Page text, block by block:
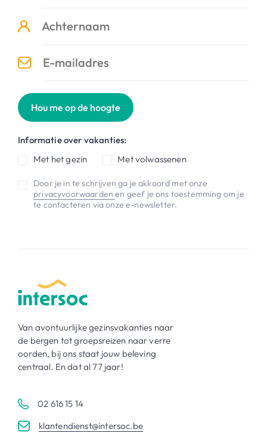
Hou me op de hoogte
Informatie over vakanties:
Met het gezin
Met volwassenen
Door je in te schrijven ga je akkoord met onze
privacyvoorwaardenen geef je ons toestemming om je
te contacteren via onze e-newsletter.
Van avontuurlijke gezinsvakanties naar
de bergen tot groepsreizen naar verre
oorden, bij ons staat jouw beleving
centraal. En dat al 77 jaar!
02 616 15 14
klantendienst@intersoc.be